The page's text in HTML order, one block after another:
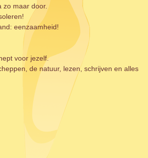
maar door.
eenzaamheid!
voor jezelf.
de natuur, lezen, schrijven en alles